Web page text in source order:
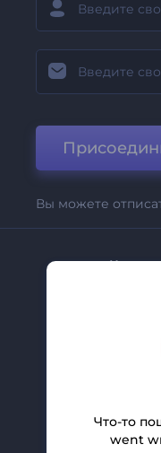
Вы можете
Помощь
Что-то
went